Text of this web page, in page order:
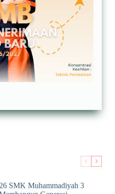
SMK Muhammadiyah 3